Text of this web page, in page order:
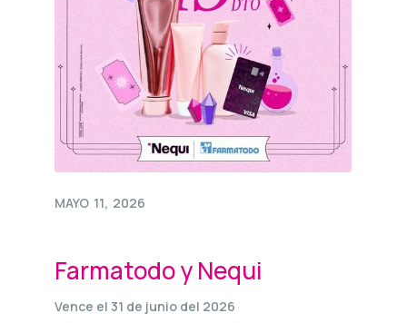
MAYO 11, 2026
Farmatodo y Nequi
Vence el 31 de junio del 2026